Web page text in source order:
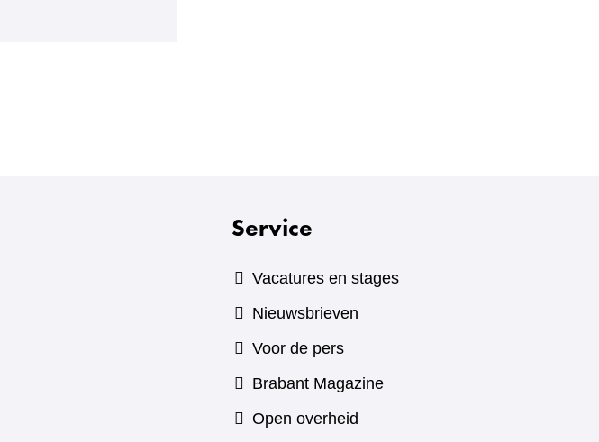
Service
Vacatures en stages
Nieuwsbrieven
Voor de pers
Brabant Magazine(verwijst
Open overheid